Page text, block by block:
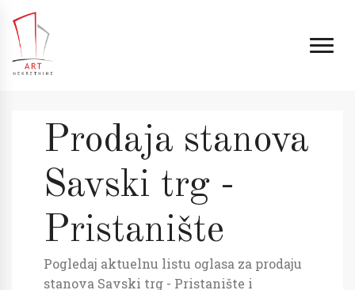
Prodaja stanova
Savski trg -
Pristanište
Pogledaj aktuelnu listu oglasa za prodaju
stanova Savski trg - Pristanište i